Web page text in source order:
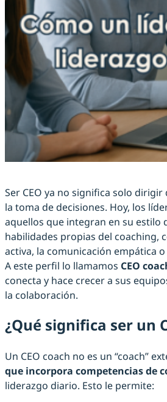
Ser CEO ya no significa solo
la toma de decisiones. Hoy, los
aquellos que integran en su estilo
habilidades propias del coaching,
activa, la comunicación empática
A este perfil lo llamamos CEO
conecta y hace crecer a sus
la colaboración.
¿Qué significa ser un
Un CEO coach no es un “coach”
que incorpora competencias de
liderazgo diario. Esto le permite: